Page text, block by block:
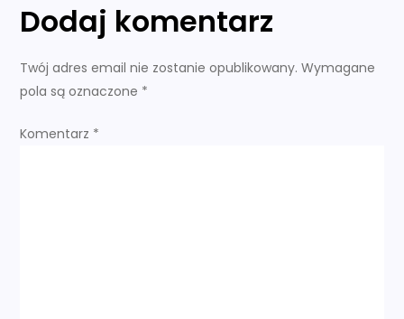
i
g
Dodaj komentarz
Twój adres email nie zostanie opublikowany. Wymagane
pola są oznaczone *
Komentarz *